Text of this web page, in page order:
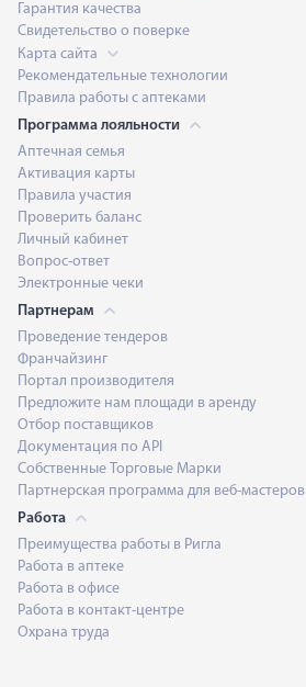
Гарантия качества
Свидетельство о поверке
Карта сайта
Рекомендательные технологии
Правила работы с аптеками
Программа лояльности
Аптечная семья
Активация карты
Правила участия
Проверить баланс
Личный кабинет
Вопрос-ответ
Электронные чеки
Партнерам
Проведение тендеров
Франчайзинг
Портал производителя
Предложите нам площади в аренду
Отбор поставщиков
Документация по API
Собственные Торговые Марки
Партнерская программа для веб-мастеров
Работа
Преимущества работы в Ригла
Работа в аптеке
Работа в офисе
Работа в контакт-центре
Охрана труда